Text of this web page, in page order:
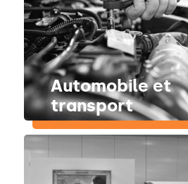
Automobile et
transport